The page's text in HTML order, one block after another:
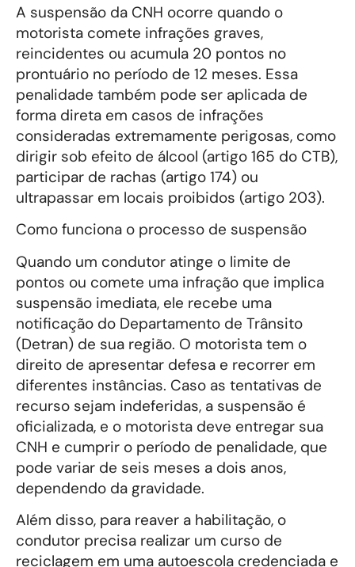
A suspensão da CNH ocorre quando o
motorista comete infrações graves,
reincidentes ou acumula 20 pontos no
prontuário no período de 12 meses. Essa
penalidade também pode ser aplicada de
forma direta em casos de infrações
consideradas extremamente perigosas, como
dirigir sob efeito de álcool (artigo 165 do CTB),
participar de rachas (artigo 174) ou
ultrapassar em locais proibidos (artigo 203).
Como funciona o processo de suspensão
Quando um condutor atinge o limite de
pontos ou comete uma infração que implica
suspensão imediata, ele recebe uma
notificação do Departamento de Trânsito
(Detran) de sua região. O motorista tem o
direito de apresentar defesa e recorrer em
diferentes instâncias. Caso as tentativas de
recurso sejam indeferidas, a suspensão é
oficializada, e o motorista deve entregar sua
CNH e cumprir o período de penalidade, que
pode variar de seis meses a dois anos,
dependendo da gravidade.
Além disso, para reaver a habilitação, o
condutor precisa realizar um curso de
reciclagem em uma autoescola credenciada e